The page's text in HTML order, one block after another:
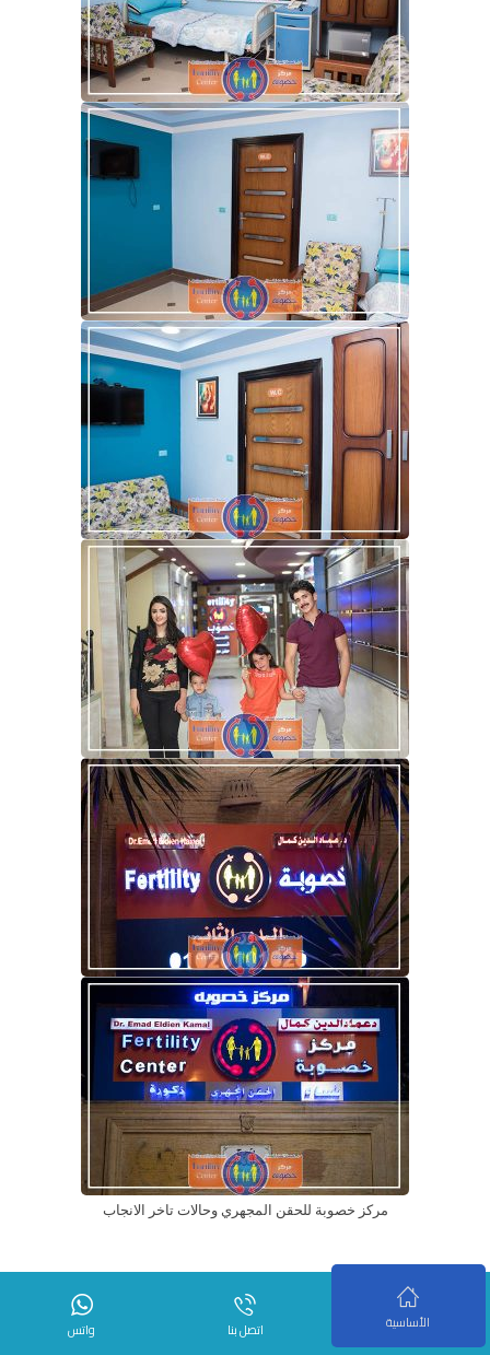
مركز خصوبة للحقن المجهري وحالات تاخر الانجاب
الأساسية اتصل بنا واتس